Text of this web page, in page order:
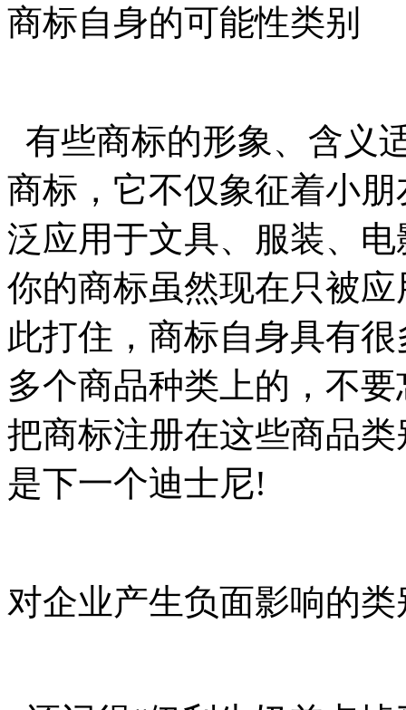
商标自身的可能性类别
有些商标的形象、含义
商标，它不仅象征着小
泛应用于文具、服装、
你的商标虽然现在只被
此打住，商标自身具有
多个商品种类上的，不
把商标注册在这些商品
是下一个迪士尼!
对企业产生负面影响的类